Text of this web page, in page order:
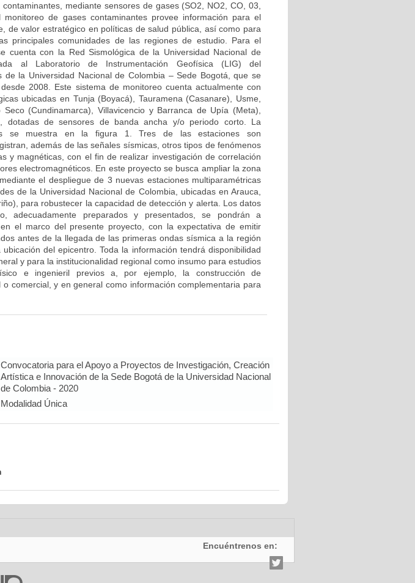
mediante sensores de gases (SO2, NO2, CO, 03,
monitoreo de gases contaminantes provee información para el
de valor estratégico en políticas de salud pública, así como para
principales comunidades de las regiones de estudio. Para el
cuenta con la Red Sismológica de la Universidad Nacional de
al Laboratorio de Instrumentación Geofísica (LIG) del
de la Universidad Nacional de Colombia – Sede Bogotá, que se
2008. Este sistema de monitoreo cuenta actualmente con
ubicadas en Tunja (Boyacá), Tauramena (Casanare), Usme,
(Cundinamarca), Villavicencio y Barranca de Upía (Meta),
dotadas de sensores de banda ancha y/o periodo corto. La
se muestra en la figura 1. Tres de las estaciones son
además de las señales sísmicas, otros tipos de fenómenos
y magnéticas, con el fin de realizar investigación de correlación
electromagnéticos. En este proyecto se busca ampliar la zona
el despliegue de 3 nuevas estaciones multiparamétricas
de la Universidad Nacional de Colombia, ubicadas en Arauca,
para robustecer la capacidad de detección y alerta. Los datos
adecuadamente preparados y presentados, se pondrán a
el marco del presente proyecto, con la expectativa de emitir
antes de la llegada de las primeras ondas sísmica a la región
del epicentro. Toda la información tendrá disponibilidad
y para la institucionalidad regional como insumo para estudios
e ingenieril previos a, por ejemplo, la construcción de
comercial, y en general como información complementaria para
Convocatoria para el Apoyo a Proyectos de Investigación, Creación
Artística e Innovación de la Sede Bogotá de la Universidad Nacional
de Colombia - 2020
Modalidad Única
Encuéntrenos en: